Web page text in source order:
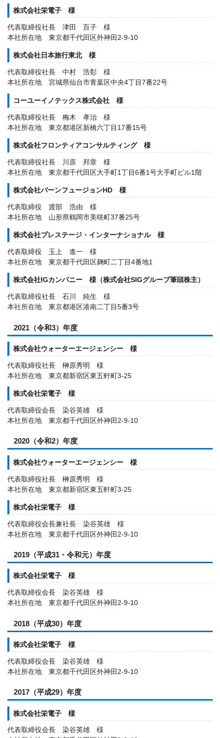
株式会社栄電子 様
代表取締役社長 津田 百子 様
本社所在地 東京都千代田区外神田2-9-10
株式会社日本旅行東北 様
代表取締役社長 中村 浩彰 様
本社所在地 宮城県仙台市青葉区中央4丁目7番22号
コーユーイノテックス株式会社 様
代表取締役社長 梅木 孝治 様
本社所在地 東京都港区新橋六丁目17番15号
株式会社フロンティアコンサルティング 様
代表取締役社長 川原 邦章 様
本社所在地 東京都千代田区大手町1丁目6番1号大手町ビル1階
株式会社バーンフュージョンHD 様
代表取締役 渡部 浩由 様
本社所在地 山形県鶴岡市美咲町37番25号
株式会社プレステージ・インターナショナル 様
代表取締役 玉上 進一 様
本社所在地 東京都千代田区麹町二丁目4番地1
株式会社IGカンパニー 様（株式会社SIGグループ筆頭株主）
代表取締役社長 石川 純生 様
本社所在地 東京都港区港南二丁目5番3号
2021（令和3）年度
株式会社ウォーターエージェンシー 様
代表取締役社長 榊原秀明 様
本社所在地 東京都新宿区東五軒町3-25
株式会社栄電子 様
代表取締役会長 染谷英雄 様
本社所在地 東京都千代田区外神田2-9-10
2020（令和2）年度
株式会社ウォーターエージェンシー 様
代表取締役社長 榊原秀明 様
本社所在地 東京都新宿区東五軒町3-25
株式会社栄電子 様
代表取締役会長兼社長 染谷英雄 様
本社所在地 東京都千代田区外神田2-9-10
2019（平成31・令和元）年度
株式会社栄電子 様
代表取締役会長 染谷英雄 様
本社所在地 東京都千代田区外神田2-9-10
2018（平成30）年度
株式会社栄電子 様
代表取締役会長 染谷英雄 様
本社所在地 東京都千代田区外神田2-9-10
2017（平成29）年度
株式会社栄電子 様
代表取締役会長 染谷英雄 様